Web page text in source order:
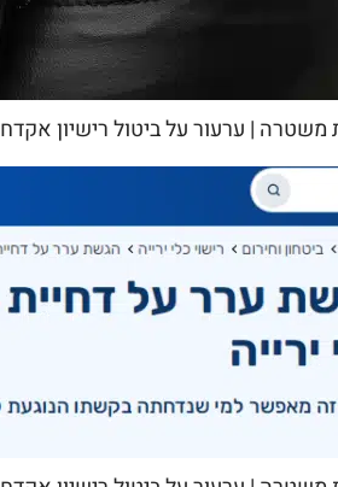
משטרה | ערעור על ביטול רישיון אקדח